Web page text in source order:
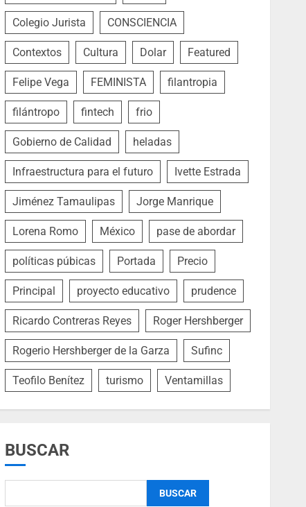
Colegio Jurista CONSCIENCIA
Contextos Cultura Dolar Featured
Felipe Vega FEMINISTA filantropia
filántropo fintech frio
Gobierno de Calidad heladas
Infraestructura para el futuro Ivette Estrada
Jiménez Tamaulipas Jorge Manrique
Lorena Romo México pase de abordar
políticas púbicas Portada Precio
Principal proyecto educativo prudence
Ricardo Contreras Reyes Roger Hershberger
Rogerio Hershberger de la Garza Sufinc
Teofilo Benítez turismo Ventamillas
BUSCAR
BUSCAR